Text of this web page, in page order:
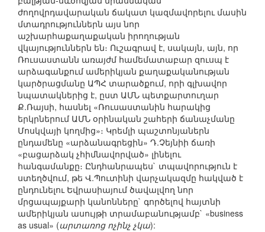
ժողովրդավարական ճակատ կազմավորելու մասին
մտադրություններն այս նոր
աշխարհաքաղաքական իրողության
վկայություններն են։ Ուշագրավ է, սակայն, այն, որ
Ռուսաստանն առայժմ համեմատաբար զուսպ է
արձագանքում ամերիկյան քաղաքականության
կարծրացմանը ԱՊՀ տարածքում, որի գլխավոր
նպատակներից է, ըստ ԱՄՆ պետքարտուղար
Ք.Ռայսի, հասնել «Ռուսաստանին հարակից
երկրներում ԱՄՆ օրինական շահերի ճանաչմանը
Մոսկվայի կողմից»։ Կրեմլի պաշտոնյաներն
ընդամենը «արձանագրեցին» Դ.Չեյնիի ճառի
«բացարձակ չհիմնավորված» լինելու
հանգամանքը։ Ընդհանրապես` տպավորություն է
ստեղծվում, թե Վ.Պուտինի վարչակազմը հակված է
ընդունելու Եվրասիայում ծավալվող նոր
մրցապայքարի կանոնները` գործելով հայտնի
ամերիկյան ասույթի տրամաբանությամբ` «business
as usual» (արտառոց ոչինչ չկա):